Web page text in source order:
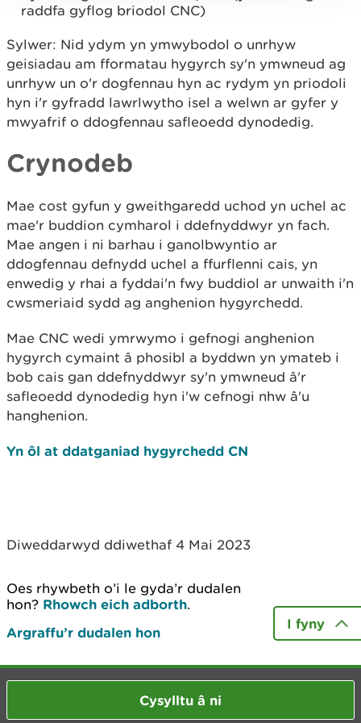
raddfa gyflog briodol CNC)
Sylwer: Nid ydym yn ymwybodol o unrhyw
geisiadau am fformatau hygyrch sy'n ymwneud ag
unrhyw un o'r dogfennau hyn ac rydym yn priodoli
hyn i'r gyfradd lawrlwytho isel a welwn ar gyfer y
mwyafrif o ddogfennau safleoedd dynodedig.
Crynodeb
Mae cost gyfun y gweithgaredd uchod yn uchel ac
mae'r buddion cymharol i ddefnyddwyr yn fach.
Mae angen i ni barhau i ganolbwyntio ar
ddogfennau defnydd uchel a ffurflenni cais, yn
enwedig y rhai a fyddai'n fwy buddiol ar unwaith i'n
cwsmeriaid sydd ag anghenion hygyrchedd.
Mae CNC wedi ymrwymo i gefnogi anghenion
hygyrch cymaint â phosibl a byddwn yn ymateb i
bob cais gan ddefnyddwyr sy'n ymwneud â'r
safleoedd dynodedig hyn i'w cefnogi nhw â'u
hanghenion.
Yn ôl at ddatganiad hygyrchedd CN
Diweddarwyd ddiwethaf 4 Mai 2023
Oes rhywbeth o’i le gyda’r dudalen
hon? Rhowch eich adborth.
Argraffu’r dudalen hon
I fyny
Cysylltu â ni